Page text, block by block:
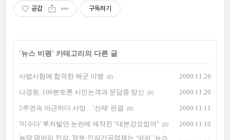
공감 구독하기
'뉴스 비평' 카테고리의 다른 글
사법시험에 합격한 해군 이병 (0) 2009.11.26
나경원, 100분토론 시민논객과 문답중 망신 (0) 2009.11.20
5주연속 야근하다 사망…`산재' 판결 (0) 2009.11.11
'미수다' 루저발언 논란에 제작진 "대본강요없어" (2)
2009.11.10
농약 덩어리 인삼, 정부·인삼가공업체는 ‘쉬쉬’ 뉴스